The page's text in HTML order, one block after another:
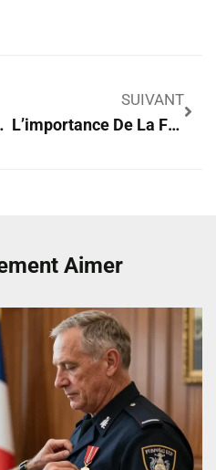
Locatif ?
SUIVANT
L’importance De La Formation Et Du Développement Pour Une Entreprise Prospère
Aimer